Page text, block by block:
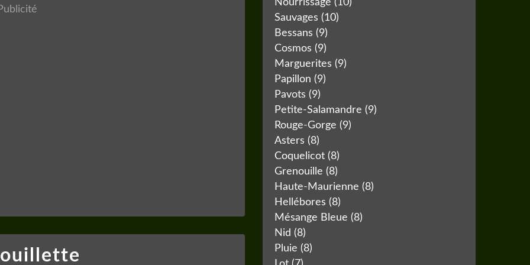
Nourrissage (10)
Sauvages (10)
Bessans (9)
Cosmos (9)
Marguerites (9)
Papillon (9)
Pavots (9)
Petite-Salamandre (9)
Rouge-Gorge (9)
Asters (8)
Coquelicot (8)
Grenouille (8)
Haute-Maurienne (8)
Hellébores (8)
Mésange Bleue (8)
Nid (8)
Pluie (8)